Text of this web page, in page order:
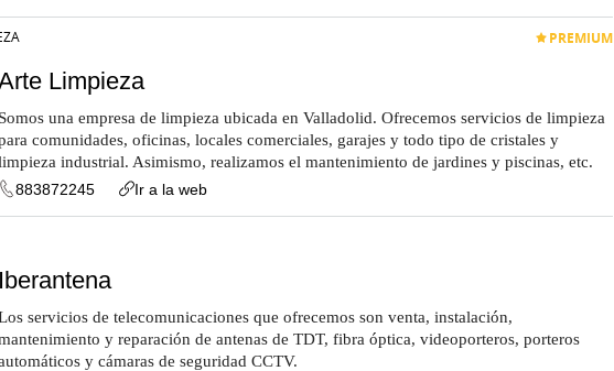
PREMIUM
Limpieza
Somos una empresa de limpieza ubicada en Valladolid. Ofrecemos servicios de limpieza
comunidades, oficinas, locales comerciales, garajes y todo tipo de cristales y
industrial. Asimismo, realizamos el mantenimiento de jardines y piscinas, etc.
883872245
Ir a la web
Iberantena
servicios de telecomunicaciones que ofrecemos son venta, instalación,
y reparación de antenas de TDT, fibra óptica, videoporteros, porteros
y cámaras de seguridad CCTV.